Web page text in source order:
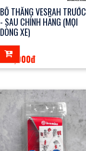
BỐ THẮNG VESRAH TRƯỚC
- SAU CHÍNH HÃNG (MỌI
DÒNG XE)
790,000đ